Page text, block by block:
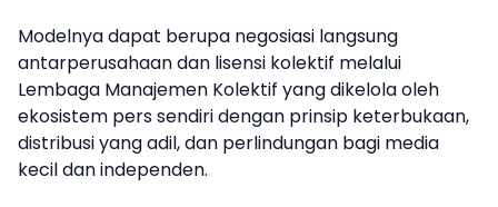
Modelnya dapat berupa negosiasi langsung
antarperusahaan dan lisensi kolektif melalui
Lembaga Manajemen Kolektif yang dikelola oleh
ekosistem pers sendiri dengan prinsip keterbukaan,
distribusi yang adil, dan perlindungan bagi media
kecil dan independen.